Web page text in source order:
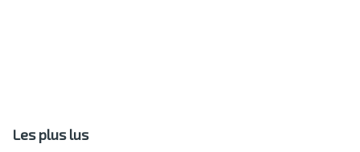
Les plus lus